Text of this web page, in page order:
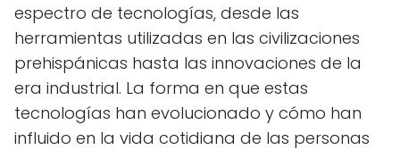
espectro de tecnologías, desde las
herramientas utilizadas en las civilizaciones
prehispánicas hasta las innovaciones de la
era industrial. La forma en que estas
tecnologías han evolucionado y cómo han
influido en la vida cotidiana de las personas